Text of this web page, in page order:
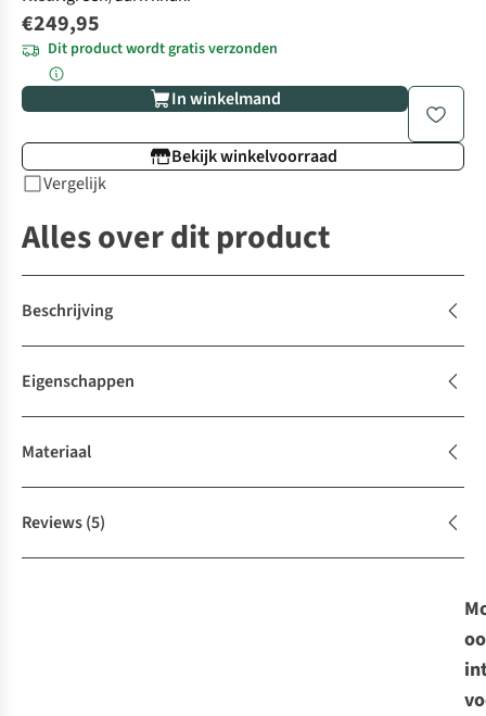
€249,95
Dit product wordt gratis verzonden
In winkelmand
Bekijk winkelvoorraad
Vergelijk
Alles over dit product
Beschrijving
Eigenschappen
Materiaal
Reviews(5)